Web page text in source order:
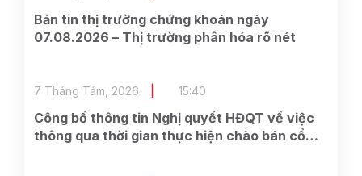
Bản tin thị trường chứng khoán ngày
07.08.2026 – Thị trường phân hóa rõ nét
Công bố thông tin Nghị quyết HĐQT về việc
thông qua thời gian thực hiện chào bán cổ
7 Tháng Tám, 2026 15:40